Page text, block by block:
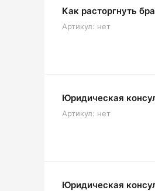
Как расторгнуть
Артикул: нет
Юридическая
Артикул: нет
Юридическая